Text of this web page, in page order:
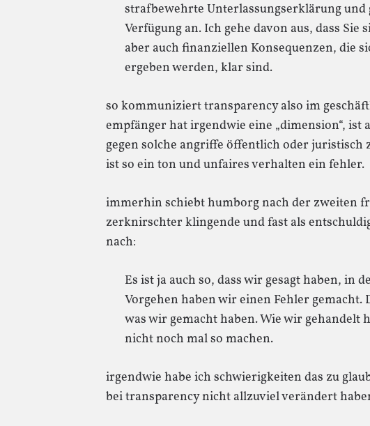
strafbewehrte Unterlassungserklärung und
Verfügung an. Ich gehe davon aus, dass
aber auch finanziellen Konsequenzen, die
ergeben werden, klar sind.
so kommuniziert transparency also im
empfänger hat irgendwie eine „dimension“, ist
gegen solche angriffe öffentlich oder juristisch
ist so ein ton und unfaires verhalten ein fehler.
immerhin schiebt humborg nach der zweiten
zerknirschter klingende und fast als
nach:
Es ist ja auch so, dass wir gesagt haben, in
Vorgehen haben wir einen Fehler gemacht.
was wir gemacht haben. Wie wir gehandelt
nicht noch mal so machen.
irgendwie habe ich schwierigkeiten das zu
bei transparency nicht allzuviel verändert